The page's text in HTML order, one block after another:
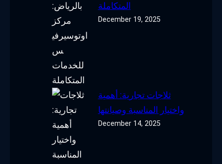
المتكاملة
December 19, 2025
ثلاجات تجارية: أهمية
واختيار المناسبة وصيانتها
December 14, 2025